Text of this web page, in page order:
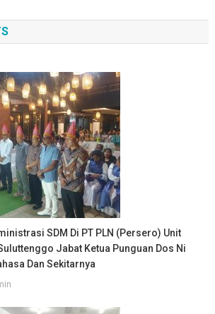
SDM Di PT PLN (Persero) Unit
Jabat Ketua Punguan Dos Ni
Dan Sekitarnya